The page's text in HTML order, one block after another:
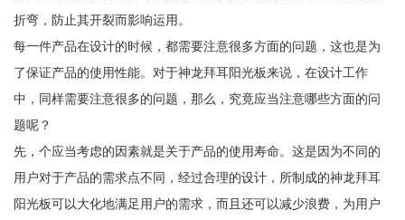
折弯，防止其开裂而影响运用。
每一件产品在设计的时候，都需要注意很多方面的问题，这也是为
了保证产品的使用性能。对于神龙拜耳阳光板来说，在设计工作
中，同样需要注意很多的问题，那么，究竟应当注意哪些方面的问
题呢？
先，个应当考虑的因素就是关于产品的使用寿命。这是因为不同的
用户对于产品的需求点不同，经过合理的设计，所制成的神龙拜耳
阳光板可以大化地满足用户的需求，而且还可以减少浪费，为用户